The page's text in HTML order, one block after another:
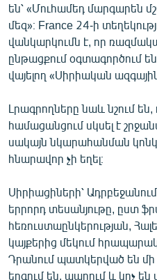
են՝ «Մուհամեդ մարգարեն
մեզ»։ France 24-ի
վանկարկումն է, որ
ընթացքում օգտագործում
վայելող «Սիրիական
Լրագրողները նաև նշում են,
համացանցում սկսել է
սակայն նկարահանման
հնարավոր չի եղել։
Սիրիացիների՝
երրորդ տեսանյութը, ըստ
հեռուստաընկերության,
կայքերից մեկում
Դրանում պատկերված են մի
երգում են, պարում և կոչ են